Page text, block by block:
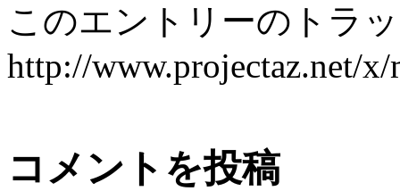
このエントリーのトラ
http://www.projectaz.net/
コメントを投稿